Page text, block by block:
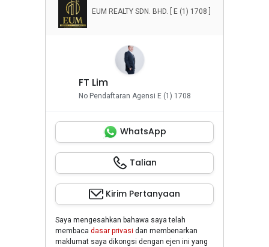
EUM REALTY SDN. BHD. [ E (1) 1708 ]
FT Lim
No Pendaftaran Agensi E (1) 1708
WhatsApp
Talian
Kirim Pertanyaan
Saya mengesahkan bahawa saya telah
membaca dasar privasi dan membenarkan
maklumat saya dikongsi dengan ejen ini yang